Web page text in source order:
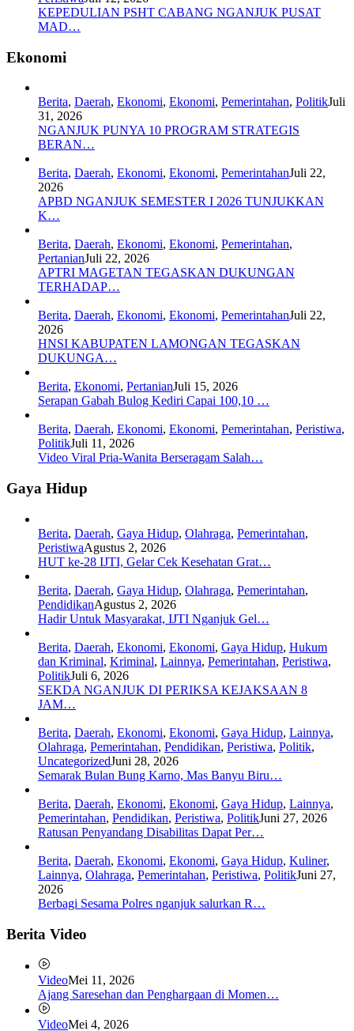
KEPEDULIAN PSHT CABANG NGANJUK PUSAT
MAD…
Ekonomi
Berita, Daerah, Ekonomi, Ekonomi, Pemerintahan, PolitikJuli
31, 2026
NGANJUK PUNYA 10 PROGRAM STRATEGIS
BERAN…
Berita, Daerah, Ekonomi, Ekonomi, PemerintahanJuli 22,
2026
APBD NGANJUK SEMESTER I 2026 TUNJUKKAN
K…
Berita, Daerah, Ekonomi, Ekonomi, Pemerintahan,
PertanianJuli 22, 2026
APTRI MAGETAN TEGASKAN DUKUNGAN
TERHADAP…
Berita, Daerah, Ekonomi, Ekonomi, PemerintahanJuli 22,
2026
HNSI KABUPATEN LAMONGAN TEGASKAN
DUKUNGA…
Berita, Ekonomi, PertanianJuli 15, 2026
Serapan Gabah Bulog Kediri Capai 100,10 …
Berita, Daerah, Ekonomi, Ekonomi, Pemerintahan, Peristiwa,
PolitikJuli 11, 2026
Video Viral Pria-Wanita Berseragam Salah…
Gaya Hidup
Berita, Daerah, Gaya Hidup, Olahraga, Pemerintahan,
PeristiwaAgustus 2, 2026
HUT ke-28 IJTI, Gelar Cek Kesehatan Grat…
Berita, Daerah, Gaya Hidup, Olahraga, Pemerintahan,
PendidikanAgustus 2, 2026
Hadir Untuk Masyarakat, IJTI Nganjuk Gel…
Berita, Daerah, Ekonomi, Ekonomi, Gaya Hidup, Hukum
dan Kriminal, Kriminal, Lainnya, Pemerintahan, Peristiwa,
PolitikJuli 6, 2026
SEKDA NGANJUK DI PERIKSA KEJAKSAAN 8
JAM…
Berita, Daerah, Ekonomi, Ekonomi, Gaya Hidup, Lainnya,
Olahraga, Pemerintahan, Pendidikan, Peristiwa, Politik,
UncategorizedJuni 28, 2026
Semarak Bulan Bung Karno, Mas Banyu Biru…
Berita, Daerah, Ekonomi, Ekonomi, Gaya Hidup, Lainnya,
Pemerintahan, Pendidikan, Peristiwa, PolitikJuni 27, 2026
Ratusan Penyandang Disabilitas Dapat Per…
Berita, Daerah, Ekonomi, Ekonomi, Gaya Hidup, Kuliner,
Lainnya, Olahraga, Pemerintahan, Peristiwa, PolitikJuni 27,
2026
Berbagi Sesama Polres nganjuk salurkan R…
Berita Video
VideoMei 11, 2026
Ajang Saresehan dan Penghargaan di Momen…
VideoMei 4, 2026